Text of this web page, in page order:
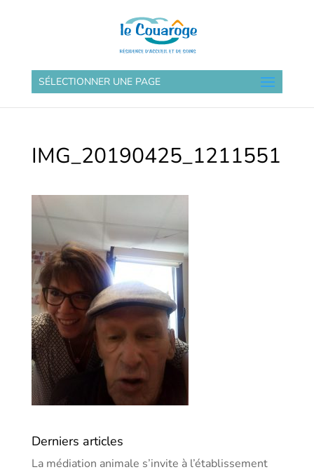
SÉLECTIONNER UNE PAGE
IMG_20190425_1211551
Derniers articles
La médiation animale s’invite à l’établissement